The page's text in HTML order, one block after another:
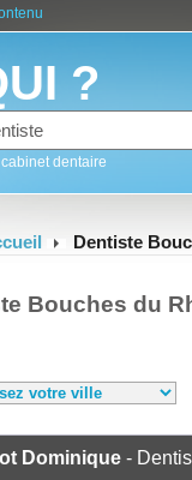
?
dentaire
Dentiste
Bouches du
Dominique -